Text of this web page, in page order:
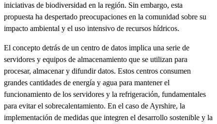
iniciativas de biodiversidad en la región. Sin embargo, esta
propuesta ha despertado preocupaciones en la comunidad sobre su
impacto ambiental y el uso intensivo de recursos hídricos.
El concepto detrás de un centro de datos implica una serie de
servidores y equipos de almacenamiento que se utilizan para
procesar, almacenar y difundir datos. Estos centros consumen
grandes cantidades de energía y agua para mantener el
funcionamiento de los servidores y la refrigeración, fundamentales
para evitar el sobrecalentamiento. En el caso de Ayrshire, la
implementación de medidas que integren el desarrollo sostenible y la